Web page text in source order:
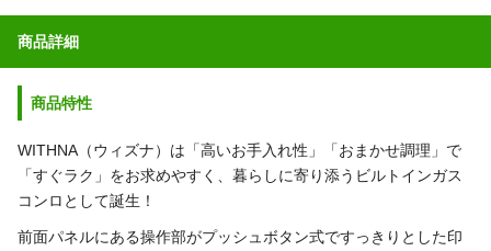
商品詳細
商品特性
WITHNA（ウィズナ）は「高いお手入れ性」「おまかせ調理」で
「すぐラク」をお求めやすく、暮らしに寄り添うビルトインガス
コンロとして誕生！
前面パネルにある操作部がプッシュボタン式ですっきりとした印